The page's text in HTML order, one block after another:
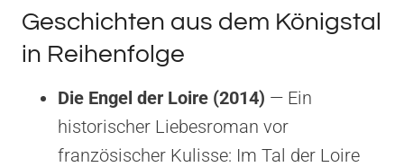
Geschichten aus dem Königstal
in Reihenfolge
Die Engel der Loire (2014) — Ein
historischer Liebesroman vor
französischer Kulisse: Im Tal der Loire